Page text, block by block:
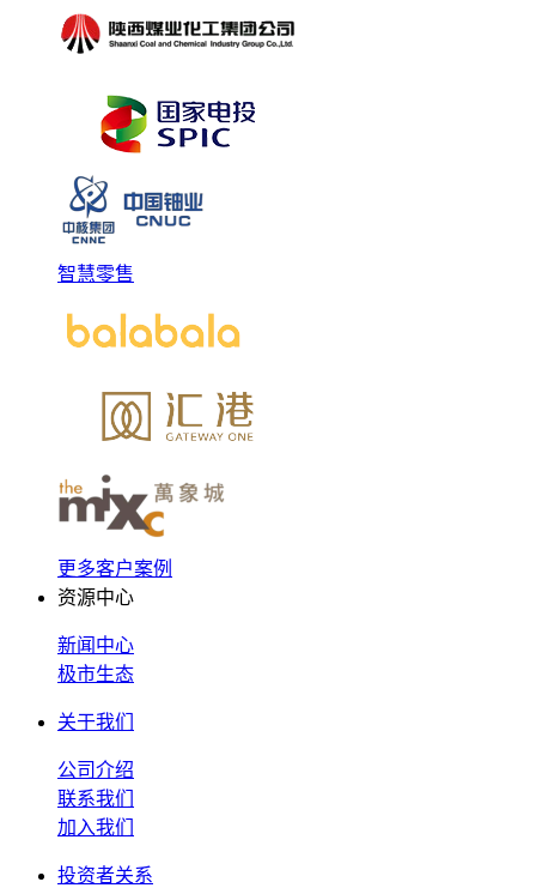
智慧零售
更多客户案例
资源中心
新闻中心
极市生态
关于我们
公司介绍
联系我们
加入我们
投资者关系